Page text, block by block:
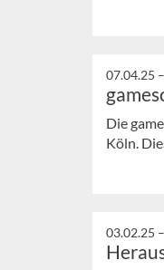
07.04.25 –
Die
Köln.
03.02.25 –